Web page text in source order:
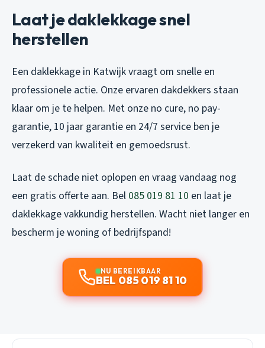
Laat je daklekkage snel
herstellen
Een daklekkage in Katwijk vraagt om snelle en
professionele actie. Onze ervaren dakdekkers staan
klaar om je te helpen. Met onze no cure, no pay-
garantie, 10 jaar garantie en 24/7 service ben je
verzekerd van kwaliteit en gemoedsrust.
Laat de schade niet oplopen en vraag vandaag nog
een gratis offerte aan. Bel 085 019 81 10 en laat je
daklekkage vakkundig herstellen. Wacht niet langer en
bescherm je woning of bedrijfspand!
NU BEREIKBAAR
BEL 085 019 81 10